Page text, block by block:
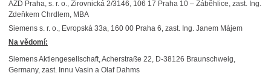
AŽD Praha, s. r. o., Žirovnická 2/3146, 106 17 Praha 10 – Záběhlice, zast. Ing.
Zdeňkem Chrdlem, MBA
Siemens s. r. o., Evropská 33a, 160 00 Praha 6, zast. Ing. Janem Májem
Na vědomí:
Siemens Aktiengesellschaft, Acherstraße 22, D-38126 Braunschweig,
Germany, zast. Innu Vasin a Olaf Dahms